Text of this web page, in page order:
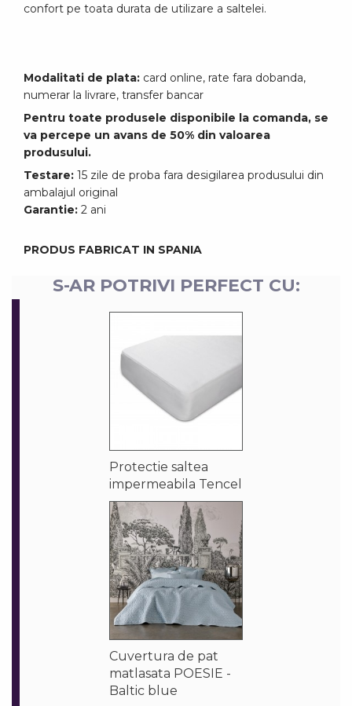
confort pe toata durata de utilizare a saltelei.
Modalitati de plata: card online, rate fara dobanda,
numerar la livrare, transfer bancar
Pentru toate produsele disponibile la comanda, se
va percepe un avans de 50% din valoarea
produsului.
Testare: 15 zile de proba fara desigilarea produsului din
ambalajul original
Garantie: 2 ani
PRODUS FABRICAT IN SPANIA
S-AR POTRIVI PERFECT CU:
Protectie saltea
impermeabila Tencel
Cuvertura de pat
matlasata POESIE -
Baltic blue